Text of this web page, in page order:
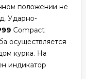
положении не
Ударно-
Compact
осуществляется
курка. На
индикатор